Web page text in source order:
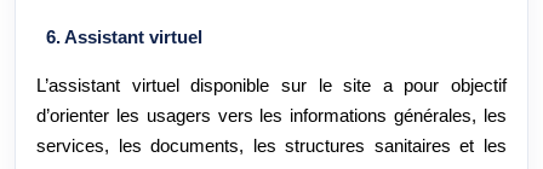
6. Assistant virtuel
L’assistant virtuel disponible sur le site a pour objectif
d’orienter les usagers vers les informations générales, les
services, les documents, les structures sanitaires et les